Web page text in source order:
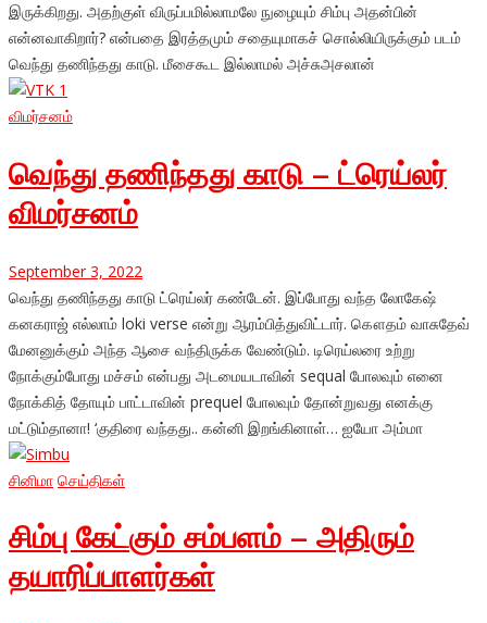
இருக்கிறது. அதற்குள் விருப்பமில்லாமலே நுழையும் சிம்பு அதன்பின்
என்னவாகிறார்? என்பதை இரத்தமும் சதையுமாகச் சொல்லியிருக்கும் படம்
வெந்து தணிந்தது காடு. மீசைகூட இல்லாமல் அச்சுஅசலான்
விமர்சனம்
வெந்து தணிந்தது காடு – ட்ரெய்லர்
விமர்சனம்
September 3, 2022
வெந்து தணிந்தது காடு ட்ரெய்லர் கண்டேன். இப்போது வந்த லோகேஷ்
கனகராஜ் எல்லாம் loki verse என்று ஆரம்பித்துவிட்டார். கௌதம் வாசுதேவ்
மேனனுக்கும் அந்த ஆசை வந்திருக்க வேண்டும். டிரெய்லரை உற்று
நோக்கும்போது மச்சம் என்பது அடமையடாவின் sequal போலவும் எனை
நோக்கித் தோயும் பாட்டாவின் prequel போலவும் தோன்றுவது எனக்கு
மட்டும்தானா! ‘குதிரை வந்தது.. கன்னி இறங்கினாள்… ஐயோ அம்மா
சினிமா செய்திகள்
சிம்பு கேட்கும் சம்பளம் – அதிரும்
தயாரிப்பாளர்கள்